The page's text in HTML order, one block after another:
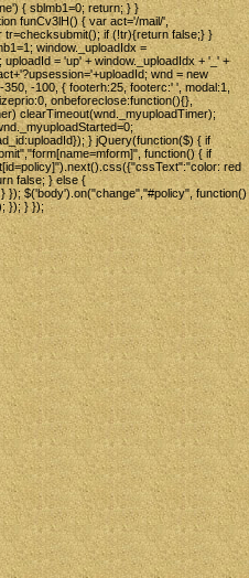
{ sblmb1=0; return; } }
funCv3lH() { var act='/mail/',
tr=checksubmit(); if (!tr){return false;} }
window._uploadIdx =
= 'up' + window._uploadIdx + '_' +
wnd = new
-100, { footerh:25, footerc:' ', modal:1,
onbeforeclose:function(){},
clearTimeout(wnd._myuploadTimer);
} jQuery(function($) { if
function() { if
red
false; } else {
}); $('body').on("change","#policy", function()
}); } });